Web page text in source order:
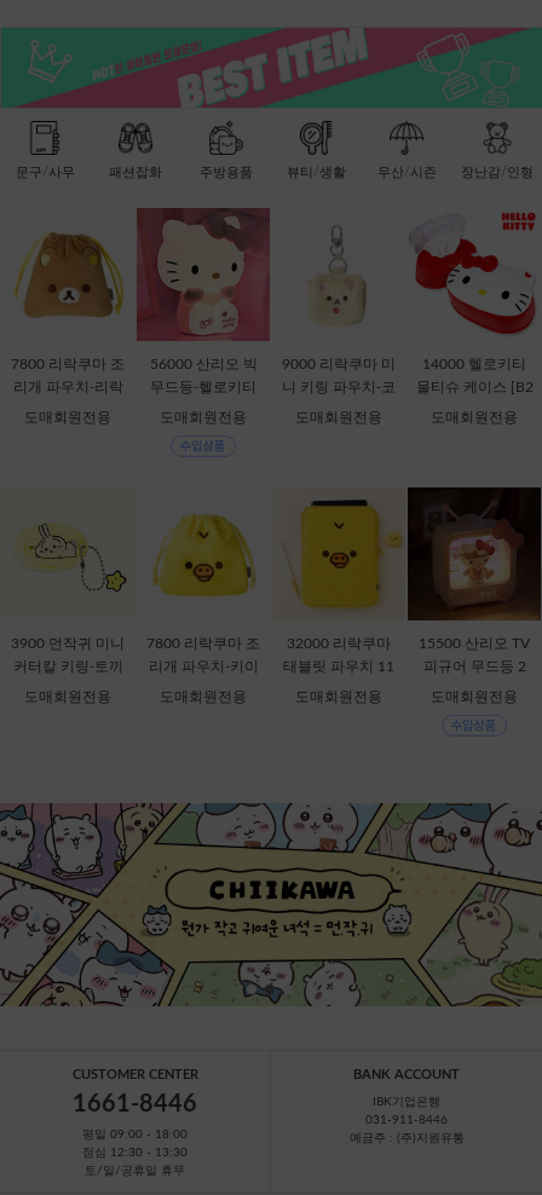
문구/사무 패션잡화 주방용품 뷰티/생활 우산/시즌 장난감/인형
7800 리락쿠마 조
리개 파우치-리락
쿠마 [C2-068735]
도매회원전용
56000 산리오 빅
무드등-헬로키티
[C1-315167]
도매회원전용
9000 리락쿠마 미
니 키링 파우치-코
리락쿠마 [C2-069
도매회원전용
14000 헬로키티
물티슈 케이스 [B2
-378816]
도매회원전용
3900 먼작귀 미니
커터칼 키링-토끼
[C1-068537] 할인
도매회원전용
7800 리락쿠마 조
리개 파우치-키이
로이토리 [C2-068
도매회원전용
32000 리락쿠마
태블릿 파우치 11
인치-키이로이토
도매회원전용
15500 산리오 TV
피규어 무드등 2
탄-헬로키티 [C1-7
도매회원전용
CUSTOMER CENTER
1661-8446
평일 09:00 - 18:00
점심 12:30 - 13:30
토/일/공휴일 휴무
BANK ACCOUNT
IBK기업은행
031-911-8446
예금주 : (주)지원유통